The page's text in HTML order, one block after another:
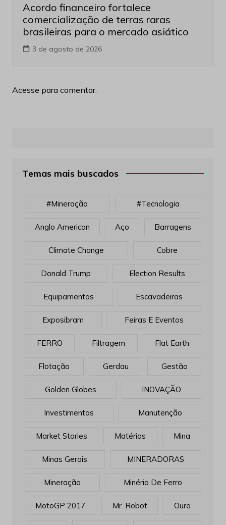
Acordo financeiro fortalece
comercialização de terras raras
brasileiras para o mercado asiático
3 de agosto de 2026
Acesse para comentar.
Temas mais buscados
#mineração #tecnologia
Anglo American Aço Barragens
Climate Change Cobre
Donald Trump Election Results
Equipamentos Escavadeiras
Exposibram Feiras E Eventos
FERRO Filtragem Flat Earth
Flotação Gerdau Gestão
Golden Globes INOVAÇÃO
Investimentos Manutenção
Market Stories Matérias Mina
Minas Gerais MINERADORAS
Mineração Minério De Ferro
MotoGP 2017 Mr. Robot Ouro